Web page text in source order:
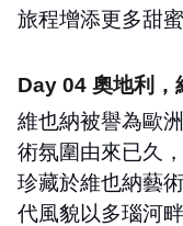
旅程增添更多甜蜜
Day 04 奧地利，
維也納被譽為歐
術氛圍由來已久
珍藏於維也納藝
代風貌以多瑙河